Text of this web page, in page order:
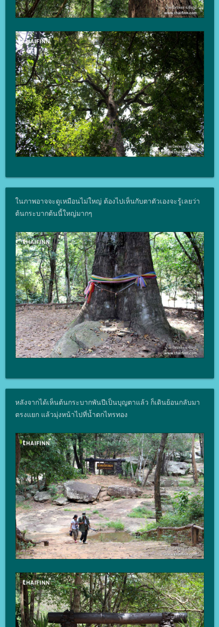
ในภาพอาจจะดูเหมือนไม่ใหญ่ ต้องไปเห็นกับตาตัวเองจะรู้เลยว่า
ต้นกระบากต้นนี้ใหญ่มากๆ
หลังจากได้เห็นต้นกระบากพันปีเป็นบุญตาแล้ว ก็เดินย้อนกลับมา
ตรงแยก แล้วมุ่งหน้าไปที่น้ำตกไทรทอง